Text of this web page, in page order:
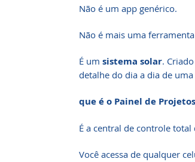
Não é um app genérico.
Não é mais uma
É um sistema solar. Criado
detalhe do dia a dia de
que é o Painel de
É a central de controle total
Você acessa de qualquer